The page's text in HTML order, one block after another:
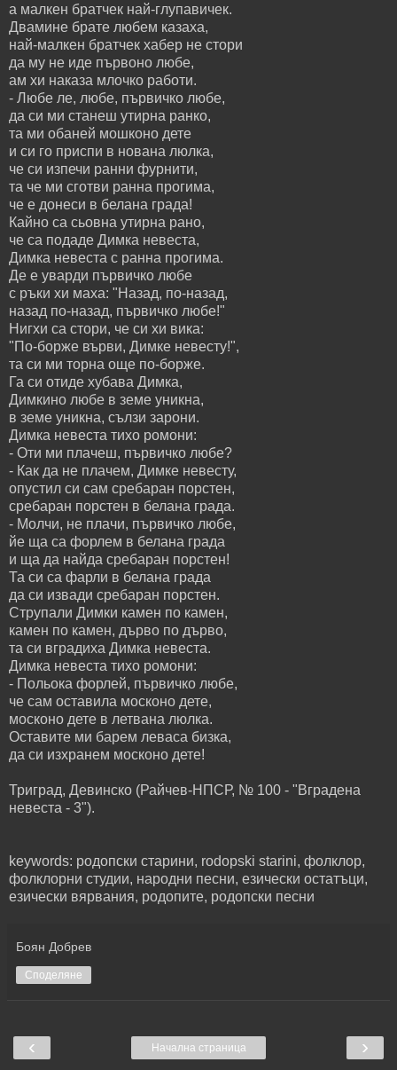
а малкен братчек най-глупавичек.
Двамине брате любем казаха,
най-малкен братчек хабер не стори
да му не иде първоно любе,
ам хи наказа млочко работи.
- Любе ле, любе, първичко любе,
да си ми станеш утирна ранко,
та ми обаней мошконо дете
и си го приспи в нована люлка,
че си изпечи ранни фурнити,
та че ми сготви ранна прогима,
че е донеси в белана града!
Кайно са сьовна утирна рано,
че са подаде Димка невеста,
Димка невеста с ранна прогима.
Де е уварди първичко любе
с ръки хи маха: "Назад, по-назад,
назад по-назад, първичко любе!"
Нигхи са стори, че си хи вика:
"По-борже върви, Димке невесту!",
та си ми торна още по-борже.
Га си отиде хубава Димка,
Димкино любе в земе уникна,
в земе уникна, сълзи зарони.
Димка невеста тихо ромони:
- Оти ми плачеш, първичко любе?
- Как да не плачем, Димке невесту,
опустил си сам сребаран порстен,
сребаран порстен в белана града.
- Молчи, не плачи, първичко любе,
йе ща са форлем в белана града
и ща да найда сребаран порстен!
Та си са фарли в белана града
да си извади сребаран порстен.
Струпали Димки камен по камен,
камен по камен, дърво по дърво,
та си вградиха Димка невеста.
Димка невеста тихо ромони:
- Польока форлей, първичко любе,
че сам оставила москоно дете,
москоно дете в летвана люлка.
Оставите ми барем леваса бизка,
да си изхранем москоно дете!
Триград, Девинско (Райчев-НПСР, № 100 - "Вградена
невеста - 3").
keywords: родопски старини, rodopski starini, фолклор,
фолклорни студии, народни песни, езически остатъци,
езически вярвания, родопите, родопски песни
Боян Добрев
Споделяне
‹ ›
Начална страница